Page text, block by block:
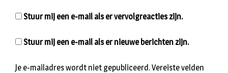
Je e-mailadres wordt niet gepubliceerd.Vereiste velden
Stuur mij een e-mail als er vervolgreacties zijn.
Stuur mij een e-mail als er nieuwe berichten zijn.